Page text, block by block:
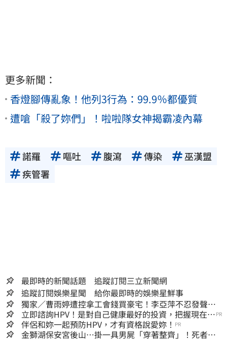
更多新聞：
香燈腳傳亂象！他列3行為：99.9％都優質
遭嗆「殺了妳們」！啦啦隊女神揭霸凌內幕
諾羅 嘔吐 腹瀉 傳染
巫漢盟
疾管署
最即時的新聞話題 追蹤訂閱三立新聞網
追蹤訂閱娛樂星聞 給你最即時的娛樂星鮮事
獨家／曹雨婷遭控拿工會錢買豪宅！李亞萍不忍發聲：
余天管工會都貼錢
立即諮詢HPV！是對自己健康最好的投資，把握現在不
嫌晚！
PR
伴侶和妳一起預防HPV，才有資格說愛妳！ PR
金獅湖保安宮後山…掛一具男屍「穿著整齊」！死者身